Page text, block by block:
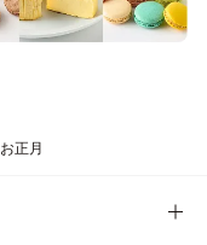
お正月